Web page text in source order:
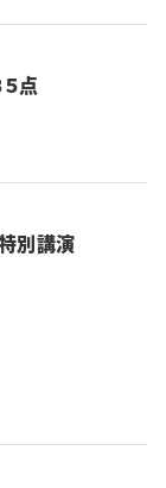
点
別講演